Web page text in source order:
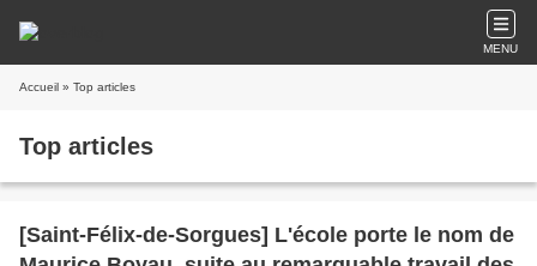
MENU
Accueil » Top articles
Top articles
[Saint-Félix-de-Sorgues] L'école porte le nom de